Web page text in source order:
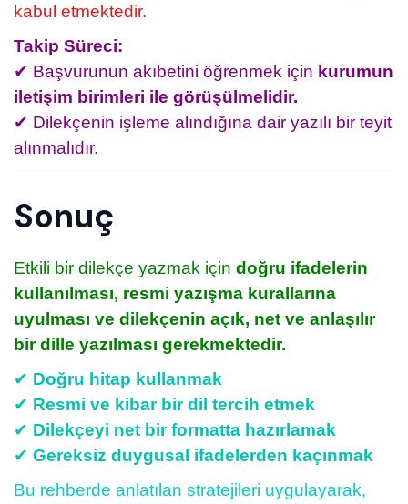
kabul etmektedir.
Takip Süreci:
✔ Başvurunun akıbetini öğrenmek için kurumun
iletişim birimleri ile görüşülmelidir.
✔ Dilekçenin işleme alındığına dair yazılı bir teyit
alınmalıdır.
Sonuç
Etkili bir dilekçe yazmak için doğru ifadelerin
kullanılması, resmi yazışma kurallarına
uyulması ve dilekçenin açık, net ve anlaşılır
bir dille yazılması gerekmektedir.
✔ Doğru hitap kullanmak
✔ Resmi ve kibar bir dil tercih etmek
✔ Dilekçeyi net bir formatta hazırlamak
✔ Gereksiz duygusal ifadelerden kaçınmak
Bu rehberde anlatılan stratejileri uygulayarak,